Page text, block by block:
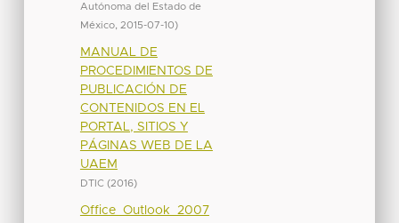
Autónoma del Estado de
México, 2015-07-10)
MANUAL DE
PROCEDIMIENTOS DE
PUBLICACIÓN DE
CONTENIDOS EN EL
PORTAL, SITIOS Y
PÁGINAS WEB DE LA
UAEM
DTIC (2016)
Office_Outlook_2007